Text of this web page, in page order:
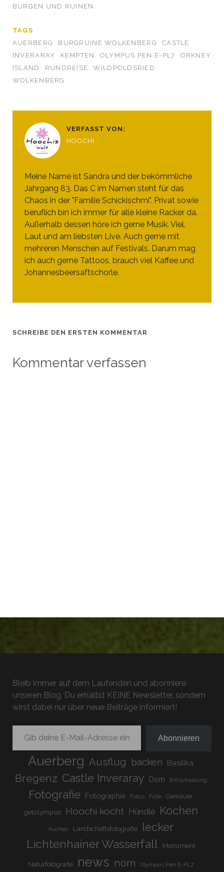
BURGEN UND RUINEN
TAGS
AUERBERG
BURGRUINE WOLKENBERG
CASTLE
INVERARAY
KEMPTEN OLYMPUS PEN E-PL7
ORKNEY
ISLAND
RUNDREISE
WILDPOLDSRIED
WOLKENBERG
VERFASST VON:
HOOCHI
Meine Name ist Sandra und der bekömmliche
Jahrgang 83. Das C im Namen steht für das
Chaos in der "Familie Schickischmi". Privat sowie
beruflich bin ich immer für alle kleine Racker da.
Außerhalb dessen höre ich gerne Musik. Viel.
Laut und am liebsten Live. Auch gerne mit
mehreren Menschen auf Festivals. Darum mag
ich auch gerne Tattoos, brauch viel Kaffee und
Johannesbeersaftschorle.
SCHREIBE DEN ERSTEN KOMMENTAR
Kommentar verfassen
Bleib immer auf dem Laufenden und abonniere
unseren Blog. Du erhältst KEINE Newsletter, sondern
wirst dabei nur über neue Beiträge informiert!
Gib deine E-Mail-Adresse ein ...
Abonnieren
Auerberg Ausflug backen Basilika
Bregenz Castle Inveraray Dom Entscheidung
Fotografie Fotographie Fotos Füße Gemäuer
getolympus Hoochi kocht Hündle Kochen
Kuchen Landschaftsfotografie lecker
Lichtenhainer Wasserfall Monument
Naturfotografie news nom Olympus Pen E-PL7